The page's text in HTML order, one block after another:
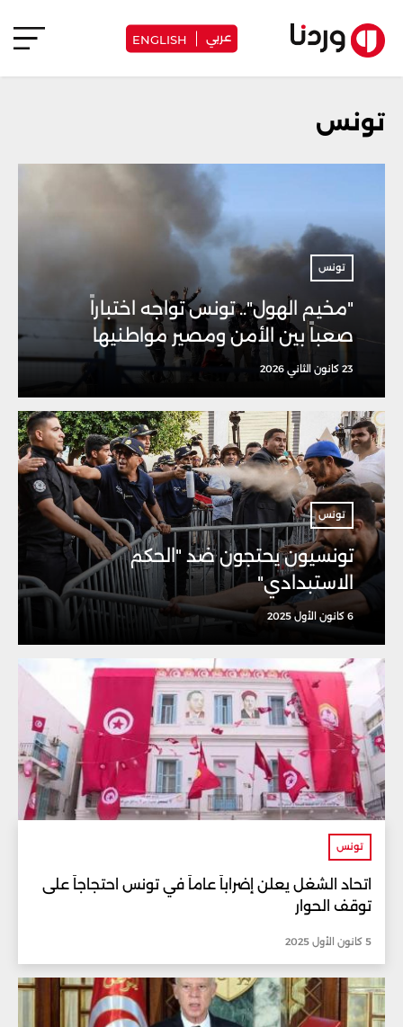
عربي ENGLISH
تونس
تونس
"مخيم الهول".. تونس تواجه اختباراً
صعباً بين الأمن ومصير مواطنيها
23 كانون الثاني 2026
تونس
تونسيون يحتجون ضد "الحكم
الاستبدادي"
6 كانون الأول 2025
تونس
اتحاد الشغل يعلن إضراباً عاماً في تونس احتجاجاً على
توقف الحوار
5 كانون الأول 2025